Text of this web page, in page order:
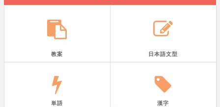
教案 日本語文型
単語 漢字